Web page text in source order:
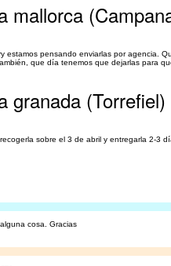
mallorca
pensando enviarlas por agencia.
que día tenemos que dejarlas para
granada (Torrefiel)
sobre el 3 de abril y entregarla 2-3
cosa. Gracias